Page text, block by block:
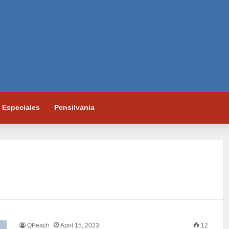
Especiales Pensilvania
QPeach April 15, 2023 12